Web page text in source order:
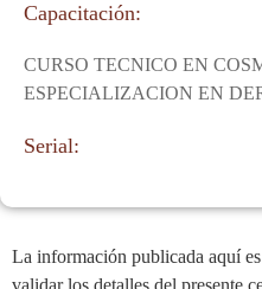
Capacitación:
CURSO TECNICO EN
ESPECIALIZACION EN
Serial:
La información publicada aquí
validar los detalles del presente